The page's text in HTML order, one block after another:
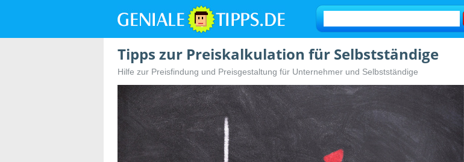
Tipps zur Preiskalkulation für Selbstständige
Hilfe zur Preisfindung und Preisgestaltung für Unternehmer und Selbstständige